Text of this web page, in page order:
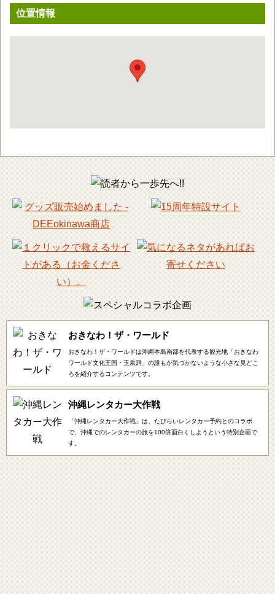
位置情報
おきなわ！ザ・ワールド
おきなわ！ザ・ワールドは沖縄本島南部を代表する観光地「おきなわ
ワールド文化王国・玉泉洞」の誰もが気づかないような小さな見どこ
ろを紹介するコンテンツです。
沖縄レンタカー大作戦
「沖縄レンタカー大作戦」は、たびらいレンタカー予約とのコラボ
で、沖縄でのレンタカーの旅を100倍面白くしようという特別企画で
す。